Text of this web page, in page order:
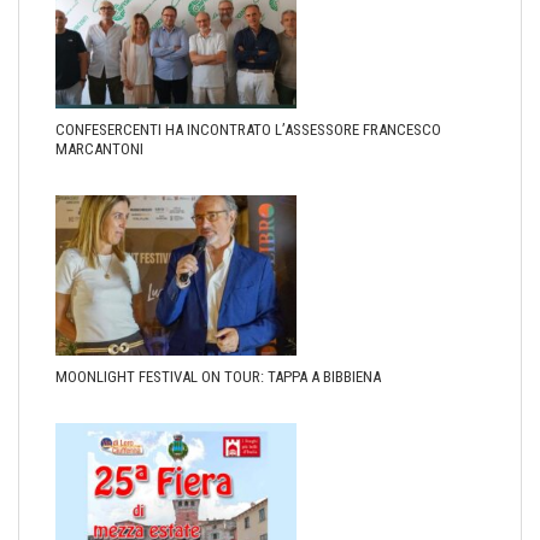
CONFESERCENTI HA INCONTRATO L’ASSESSORE FRANCESCO
MARCANTONI
MOONLIGHT FESTIVAL ON TOUR: TAPPA A BIBBIENA